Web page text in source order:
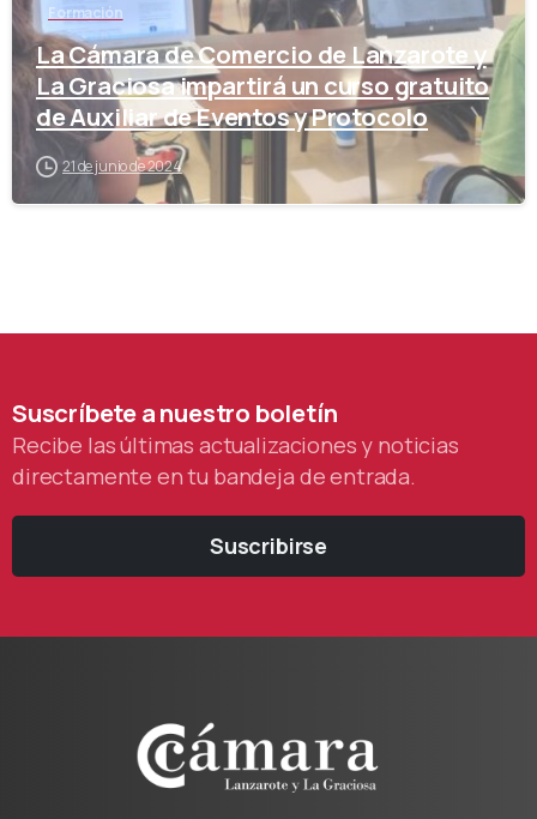
Formación
La Cámara de Comercio de Lanzarote y
La Graciosa impartirá un curso gratuito
de Auxiliar de Eventos y Protocolo
21 de junio de 2024
Suscríbeteanuestro boletín
Recibe las últimas actualizaciones y noticias
directamente en tu bandeja de entrada.
Suscribirse